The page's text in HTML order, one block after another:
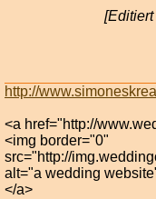
http://
<a href="http://
<img border="0"
src="http://
alt="a wedding
</a>